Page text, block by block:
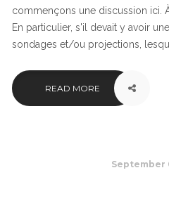
commençons une discussion ici.
En particulier, s'il devait y avoir
sondages et/ou projections,
READ MORE
September